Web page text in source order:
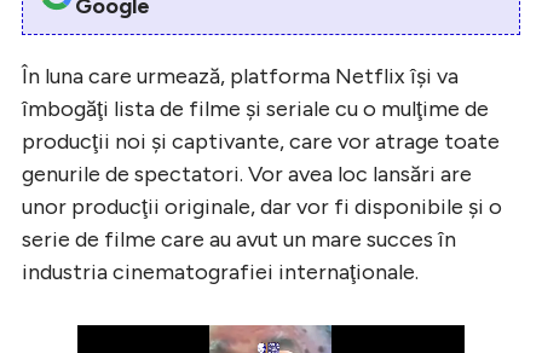
Google
În luna care urmează, platforma Netflix îşi va
îmbogăţi lista de filme şi seriale cu o mulţime de
producţii noi şi captivante, care vor atrage toate
genurile de spectatori. Vor avea loc lansări are
unor producţii originale, dar vor fi disponibile şi o
serie de filme care au avut un mare succes în
industria cinematografiei internaţionale.